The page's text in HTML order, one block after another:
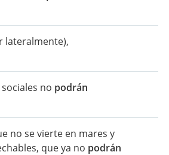
lateralmente),
no podrán
no se vierte en mares y
que ya no podrán